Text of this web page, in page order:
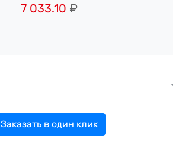
7 033.10 ₽
Заказать в один клик